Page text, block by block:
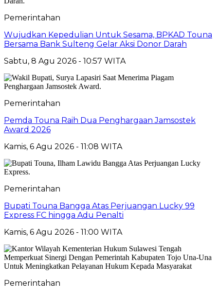
Pemerintahan
Wujudkan Kepedulian Untuk Sesama, BPKAD Touna
Bersama Bank Sulteng Gelar Aksi Donor Darah
Sabtu, 8 Agu 2026 - 10:57 WITA
Pemerintahan
Pemda Touna Raih Dua Penghargaan Jamsostek
Award 2026
Kamis, 6 Agu 2026 - 11:08 WITA
Pemerintahan
Bupati Touna Bangga Atas Perjuangan Lucky 99
Express FC hingga Adu Penalti
Kamis, 6 Agu 2026 - 11:00 WITA
Pemerintahan